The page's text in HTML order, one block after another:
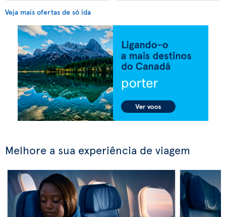
Veja mais ofertas de só ida
Melhore a sua experiência de viagem